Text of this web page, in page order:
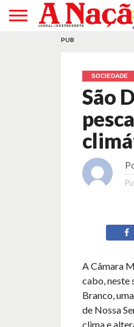
PUB
SOCIEDADE
São
A Câmara
cabo, neste
Branco,
de Nossa
clima e